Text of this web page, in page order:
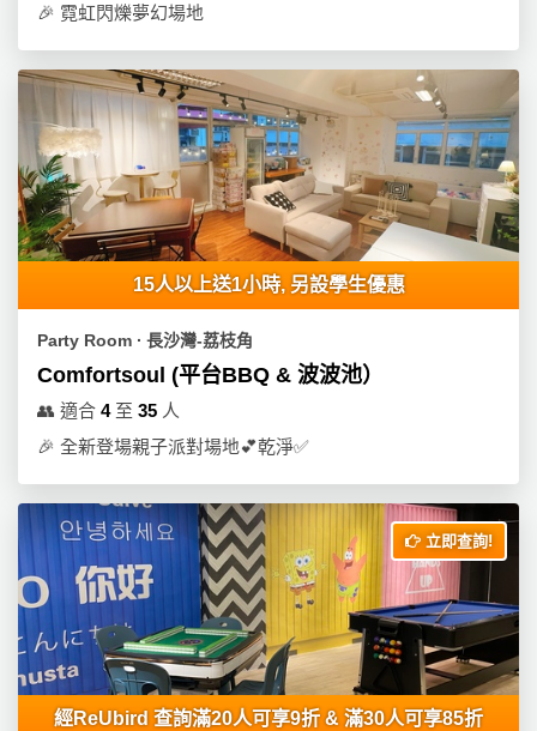
🎉 霓虹閃爍夢幻場地
15人以上送1小時, 另設學生優惠
Party Room ∙ 長沙灣-荔枝角
Comfortsoul (平台BBQ & 波波池）
👥 適合 4至 35 人
🎉 全新登場親子派對場地💕乾淨✅
立即查詢!
經ReUbird 查詢滿20人可享9折 & 滿30人可享85折